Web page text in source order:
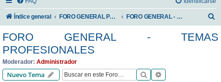
Índice general FORO GENERAL PARA TODOS LOS USUARIOS FORO GENERAL - TEMAS PROFESIONALES
s
FORO GENERAL - TEMAS
PROFESIONALES
Moderador: Administrador
Nuevo Tema Buscar